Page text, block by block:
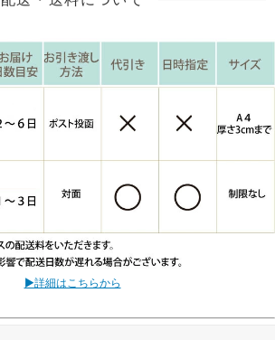
▶詳細はこちらから